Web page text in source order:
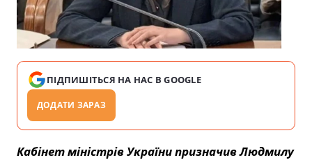
ПІДПИШІТЬСЯ НА НАС В GOOGLE
ДОДАТИ ЗАРАЗ
Кабінет міністрів України призначив Людмилу